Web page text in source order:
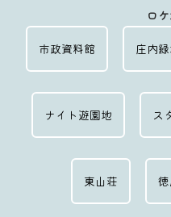
ロ
市政資料館 庄内
ナイト遊園地 ス
東山荘